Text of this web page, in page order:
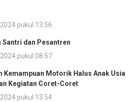
pukul 13:56
Santri dan Pesantren
pukul 08:57
Kemampuan Motorik Halus Anak Usia
Kegiatan Coret-Coret
pukul 13:54